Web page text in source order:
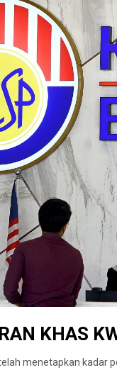
KHAS
menetapkan kadar